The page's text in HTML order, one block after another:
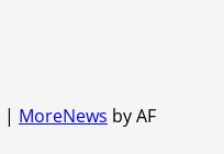
| MoreNews by AF